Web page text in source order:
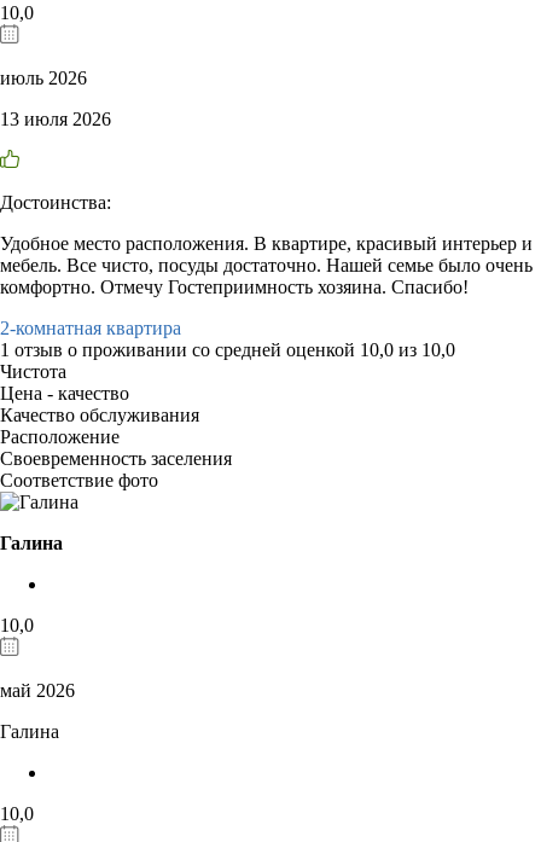
10,0
июль 2026
13 июля 2026
Достоинства:
Удобное место расположения. В квартире, красивый интерьер и
мебель. Все чисто, посуды достаточно. Нашей семье было очень
комфортно. Отмечу Гостеприимность хозяина. Спасибо!
2-комнатная квартира
1 отзыв о проживании со средней оценкой 10,0 из 10,0
Чистота
Цена - качество
Качество обслуживания
Расположение
Своевременность заселения
Соответствие фото
Галина
10,0
май 2026
Галина
10,0